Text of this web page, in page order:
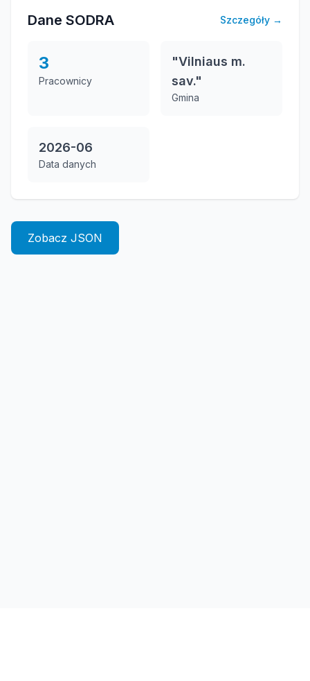
Dane SODRA Szczegóły →
3
Pracownicy
"Vilniaus m.
sav."
Gmina
2026-06
Data danych
Zobacz JSON